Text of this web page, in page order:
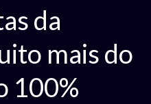
da
mais do
100%